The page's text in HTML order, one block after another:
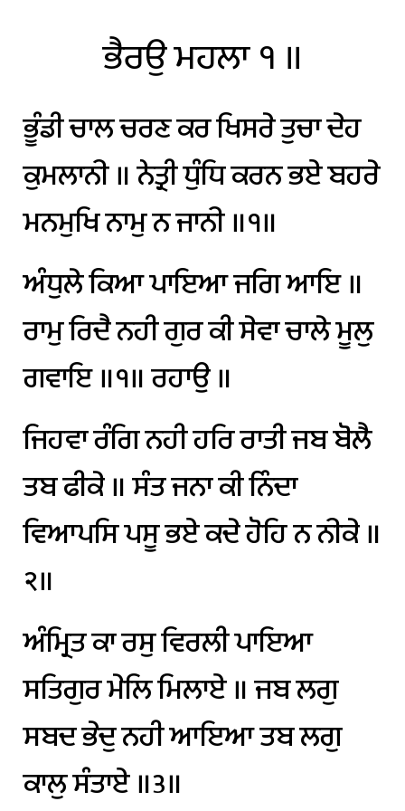
ਭੈਰਉਮਹਲਾ੧ ॥
ਭੂੰਡੀਚਾਲਚਰਣਕਰਖਿਸਰੇਤੁਚਾਦੇਹ
ਕੁਮਲਾਨੀ॥ਨੇਤ੍ਰੀਧੁੰਧਿਕਰਨਭਏਬਹਰੇ
ਮਨਮੁਖਿਨਾਮੁਨਜਾਨੀ॥੧॥
ਅੰਧੁਲੇਕਿਆਪਾਇਆਜਗਿਆਇ॥
ਰਾਮੁਰਿਦੈਨਹੀਗੁਰਕੀਸੇਵਾਚਾਲੇਮੂਲੁ
ਗਵਾਇ॥੧॥ਰਹਾਉ॥
ਜਿਹਵਾਰੰਗਿਨਹੀਹਰਿਰਾਤੀਜਬਬੋਲੈ
ਤਬਫੀਕੇ॥ਸੰਤਜਨਾਕੀਨਿੰਦਾ
ਵਿਆਪਸਿਪਸੂਭਏਕਦੇਹੋਹਿਨਨੀਕੇ॥
੨॥
ਅੰਮ੍ਰਿਤਕਾਰਸੁਵਿਰਲੀਪਾਇਆ
ਸਤਿਗੁਰਮੇਲਿਮਿਲਾਏ॥ਜਬਲਗੁ
ਸਬਦਭੇਦੁਨਹੀਆਇਆਤਬਲਗੁ
ਕਾਲੁਸੰਤਾਏ॥੩॥